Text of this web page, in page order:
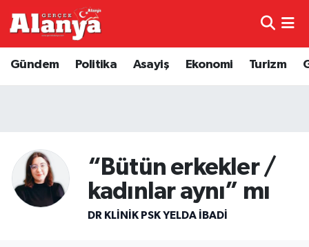
Gündem Politika Asayiş Ekonomi Turizm
“Bütün erkekler /
kadınlar aynı” mı
DR KLINIK PSK YELDA İBADI
Genel
Bilim ve Teknoloji
Bölge
Trafik Durumu
Tüm Manşetler
Son Dakika Haberleri